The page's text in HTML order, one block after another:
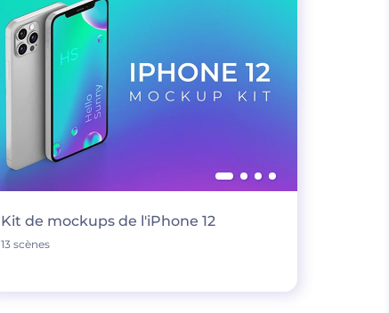
Kit de mockups de l'iPhone 12
13 scènes